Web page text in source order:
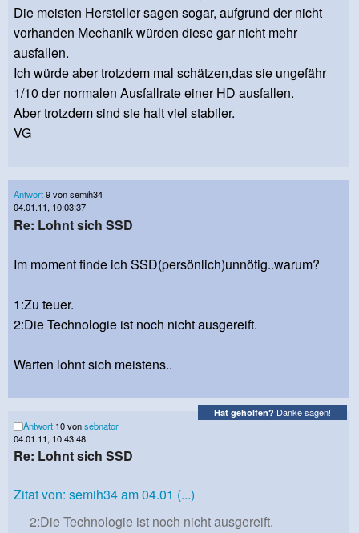
Die meisten Hersteller sagen sogar, aufgrund der nicht
vorhanden Mechanik würden diese gar nicht mehr
ausfallen.
Ich würde aber trotzdem mal schätzen,das sie ungefähr
1/10 der normalen Ausfallrate einer HD ausfallen.
Aber trotzdem sind sie halt viel stabiler.
VG
Antwort9 von semih34
04.01.11, 10:03:37
Re: Lohnt sich SSD
Im moment finde ich SSD(persönlich)unnötig..warum?
1:Zu teuer.
2:Die Technologie ist noch nicht ausgereift.
Warten lohnt sich meistens..
Hat geholfen? Danke sagen!
Antwort 10 vonsebnator
04.01.11, 10:43:48
Re: Lohnt sich SSD
Zitat von: semih34 am 04.01 (...)
2:Die Technologie ist noch nicht ausgereift.